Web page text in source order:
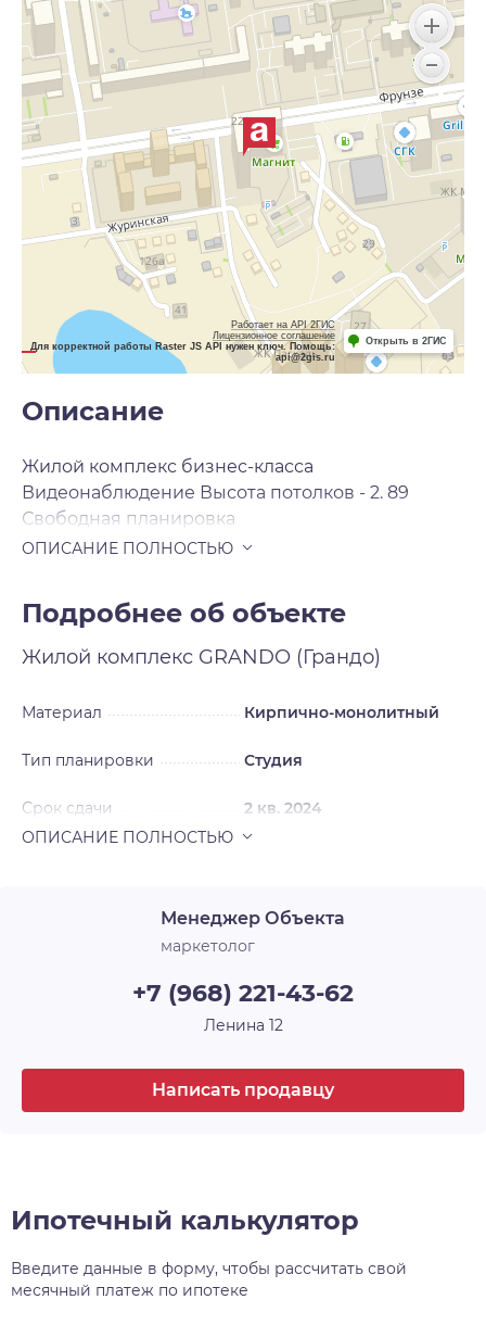
Работает на API 2ГИС
Лицензионное соглашение
Для корректной работы Raster JS API нужен ключ. Помощь:
api@2gis.ru
Открыть в 2ГИС
Описание
Жилой комплекс бизнес-класса
Видеонаблюдение Высота потолков - 2. 89
Свободная планировка
Подробнее об объекте
Жилой комплекс GRANDO (Грандо)
Материал Кирпично-монолитный
Тип планировки Студия
Срок сдачи 2 кв. 2024
Менеджер Объекта
маркетолог
+7 (968) 221-43-62
Ленина 12
Написать продавцу
Ипотечный калькулятор
Введите данные в форму, чтобы рассчитать свой
месячный платеж по ипотеке